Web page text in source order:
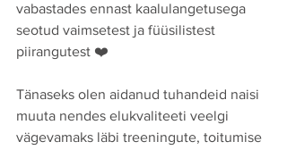
vabastades ennast kaalulangetusega
seotud vaimsetest ja füüsilistest
piirangutest ❤️
Tänaseks olen aidanud tuhandeid naisi
muuta nendes elukvaliteeti veelgi
vägevamaks läbi treeningute, toitumise